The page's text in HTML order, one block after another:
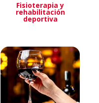
Fisioterapia y
rehabilitación
deportiva